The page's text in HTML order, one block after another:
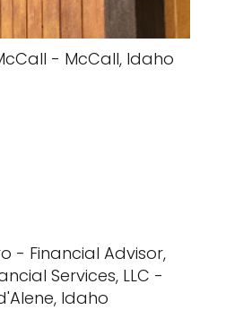
- McCall, Idaho
- Financial Advisor,
Services, LLC -
Idaho